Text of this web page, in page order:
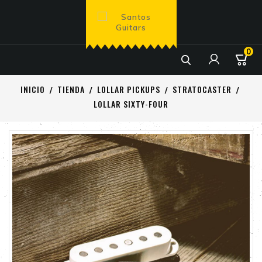

0
INICIO TIENDA LOLLAR PICKUPS
STRATOCASTER
LOLLAR SIXTY-FOUR